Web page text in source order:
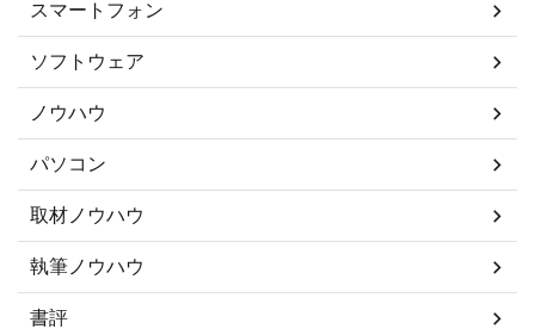
スマートフォン
ソフトウェア
ノウハウ
パソコン
取材ノウハウ
執筆ノウハウ
書評